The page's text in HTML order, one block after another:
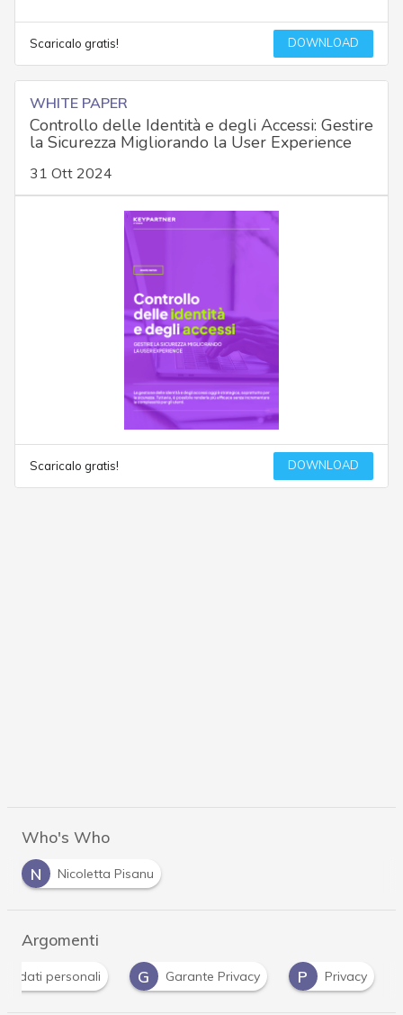
Scaricalo gratis! DOWNLOAD
WHITE PAPER
Controllo delle Identità e degli Accessi: Gestire
la Sicurezza Migliorando la User Experience
31 Ott 2024
Scaricalo gratis! DOWNLOAD
Who's Who
N
Nicoletta Pisanu
Argomenti
dati personali G Garante Privacy P Privacy